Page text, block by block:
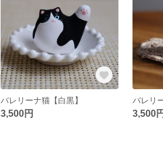
バレリーナ猫【白黒】
3,500円
バレリ
3,500円